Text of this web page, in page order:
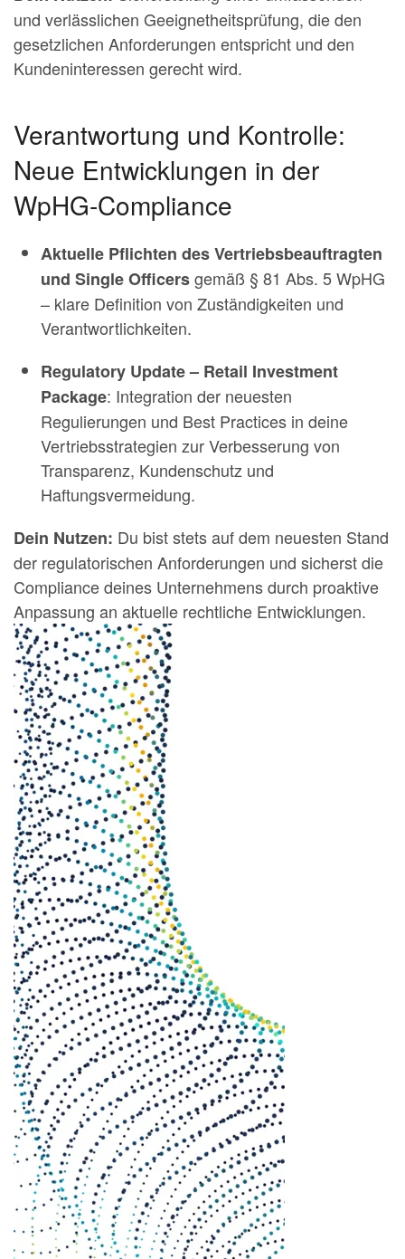
und verlässlichen Geeignetheitsprüfung, die den
gesetzlichen Anforderungen entspricht und den
Kundeninteressen gerecht wird.
Verantwortung und Kontrolle:
Neue Entwicklungen in der
WpHG-Compliance
Aktuelle Pflichten des Vertriebsbeauftragten
und Single Officersgemäß § 81 Abs. 5 WpHG
– klare Definition von Zuständigkeiten und
Verantwortlichkeiten.
Regulatory Update – Retail Investment
Package: Integration der neuesten
Regulierungen und Best Practices in deine
Vertriebsstrategien zur Verbesserung von
Transparenz, Kundenschutz und
Haftungsvermeidung.
Dein Nutzen: Du bist stets auf dem neuesten Stand
der regulatorischen Anforderungen und sicherst die
Compliance deines Unternehmens durch proaktive
Anpassung an aktuelle rechtliche Entwicklungen.